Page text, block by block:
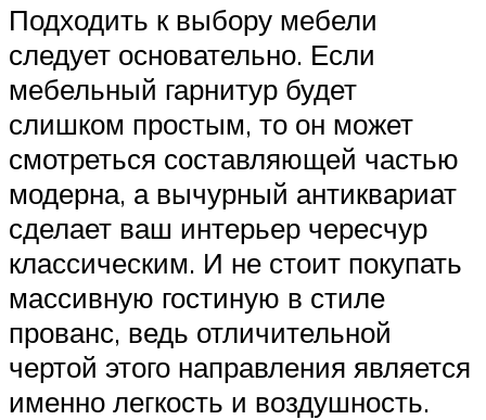
Подходить к выбору мебели
следует основательно. Если
мебельный гарнитур будет
слишком простым, то он может
смотреться составляющей частью
модерна, а вычурный антиквариат
сделает ваш интерьер чересчур
классическим. И не стоит покупать
массивную гостиную в стиле
прованс, ведь отличительной
чертой этого направления является
именно легкость и воздушность.